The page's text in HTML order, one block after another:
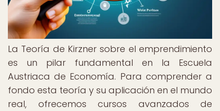
La Teoría de Kirzner sobre el emprendimiento
es un pilar fundamental en la Escuela
Austriaca de Economía. Para comprender a
fondo esta teoría y su aplicación en el mundo
real, ofrecemos cursos avanzados de